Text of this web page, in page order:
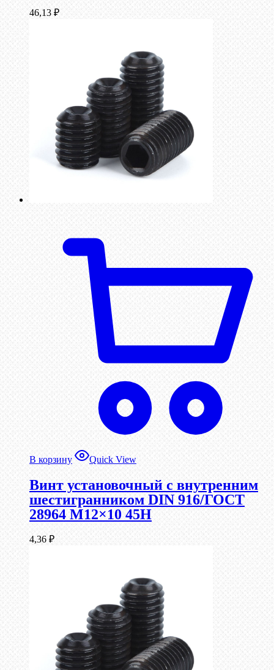
46,13 ₽
В корзину Quick View
Винт установочный с внутренним
шестигранником DIN 916/ГОСТ
28964 М12×10 45Н
4,36 ₽